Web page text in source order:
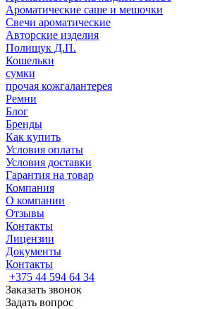
Ароматические саше и мешочки
Свечи ароматические
Авторские изделия
Полищук Д.П.
Кошельки
сумки
прочая кожгалантерея
Ремни
Блог
Бренды
Как купить
Условия оплаты
Условия доставки
Гарантия на товар
Компания
О компании
Отзывы
Контакты
Лицензии
Документы
Контакты
+375 44 594 64 34
Заказать звонок
Задать вопрос